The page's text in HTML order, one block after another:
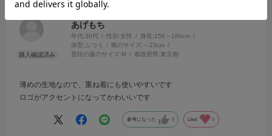
サイズ：M カラー：NAVY
あげもち
年代:30代 性別:女性 身長:156～160cm
体型: ふつう 靴のサイズ: ～23cm
普段の服のサイズ:M 都道府県:東京都
薄めの生地なので、重ね着にも使いやすいです
ロゴがアクセントになってかわいいです
参考になった 0 Like! 0